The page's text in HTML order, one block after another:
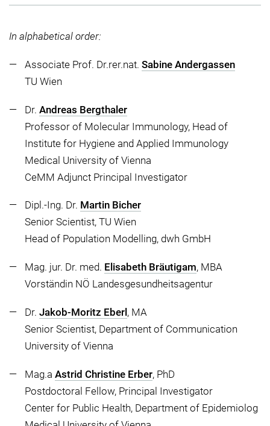
In alphabetical order:
Associate Prof. Dr.rer.nat.Sabine Andergassen
TU Wien
Dr.Andreas Bergthaler
Professor of Molecular Immunology, Head of
Institute for Hygiene and Applied Immunology
Medical University of Vienna
CeMM Adjunct Principal Investigator
Dipl.-Ing. Dr. Martin Bicher
Senior Scientist, TU Wien
Head of Population Modelling, dwh GmbH
Mag. jur. Dr. med. Elisabeth Bräutigam, MBA
Vorständin NÖ Landesgesundheitsagentur
Dr.Jakob-Moritz Eberl, MA
Senior Scientist, Department of Communication
University of Vienna
Mag.aAstrid Christine Erber, PhD
Postdoctoral Fellow, Principal Investigator
Center for Public Health, Department of Epidemiolog